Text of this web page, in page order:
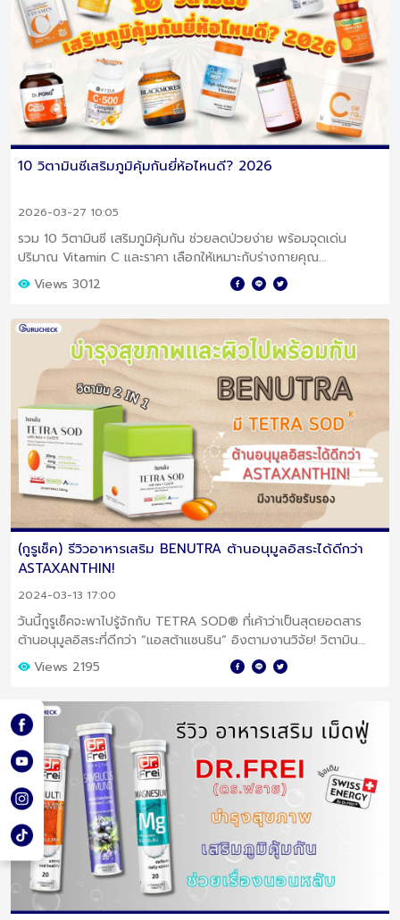
10 วิตามินซีเสริมภูมิคุ้มกันยี่ห้อไหนดี? 2026
2026-03-27 10:05
รวม 10 วิตามินซี เสริมภูมิคุ้มกัน ช่วยลดป่วยง่าย พร้อมจุดเด่น
ปริมาณ Vitamin C และราคา เลือกให้เหมาะกับร่างกายคุณ
Views 3012
(กูรูเช็ค) รีวิวอาหารเสริม BENUTRA ต้านอนุมูลอิสระได้ดีกว่า
ASTAXANTHIN!
2024-03-13 17:00
วันนี้กูรูเช็คจะพาไปรู้จักกับ TETRA SOD® ที่เค้าว่าเป็นสุดยอดสาร
ต้านอนุมูลอิสระที่ดีกว่า “แอสต้าแซนธิน” อิงตามงานวิจัย! วิตามิน
อาหารเสริมบำรุงสุขภาพ
Views 2195